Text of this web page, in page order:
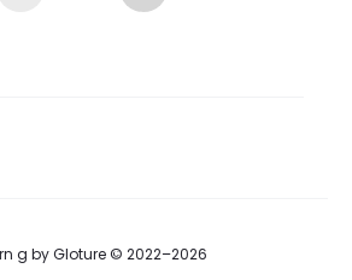
g by Gloture © 2022–2026